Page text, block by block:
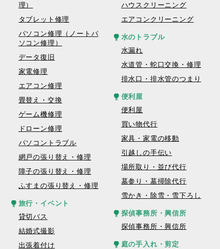
理）
タブレット修理
パソコン修理（ノートパ
ソコン修理）
データ復旧
家電修理
エアコン修理
畳替え・交換
ゲーム機修理
ドローン修理
パソコントラブル
網戸の張り替え・修理
障子の張り替え・修理
ふすまの張り替え・修理
旅行・イベント
貸切バス
結婚式撮影
出張着付け
ハウスクリーニング
エアコンクリーニング
水のトラブル
水漏れ
水道管・蛇口交換・修理
排水口・排水管のつまり
便利屋
便利屋
買い物代行
家具・家電の移動
引越しの手伝い
場所取り・並び代行
墓参り・墓掃除代行
雪かき・除雪・雪下ろし
探偵事務所・興信所
探偵事務所・興信所
庭の手入れ・剪定